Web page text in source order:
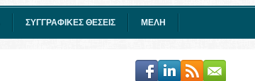
ΣΥΓΓΡΑΦΙΚΕΣ ΘΕΣΕΙΣ ΜΕΛΗ